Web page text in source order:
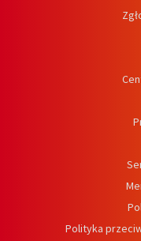
Polityka